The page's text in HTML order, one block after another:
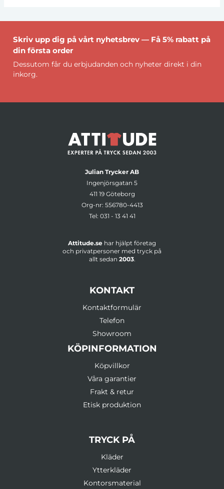
Skriv upp dig på vårt nyhetsbrev — Få 5% rabatt på
din första order
Dessutom får du erbjudanden och nyheter direkt i din
inkorg.
Julian Trycker AB
Ingenjörsgatan 5
411 19 Göteborg
Org-nr: 556780-4413
Tel: 031 - 13 41 41
Attitude.se har hjälpt företag
och privatpersoner med tryck på
allt sedan 2003.
KONTAKT
Kontaktformulär
Telefon
Showroom
KÖPINFORMATION
Köpvillkor
Våra garantier
Frakt & retur
Etisk produktion
TRYCK PÅ
Kläder
Ytterkläder
Kontorsmaterial